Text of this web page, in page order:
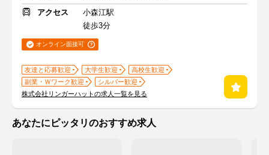
アクセス
小森江駅
徒歩3分
オンライン面接可
友達と応募歓迎 大学生歓迎
高校生歓迎
副業・Ｗワーク歓迎
シルバー歓迎
株式会社リンガーハットの求人一覧を見る
あなたにピッタリのおすすめ求人